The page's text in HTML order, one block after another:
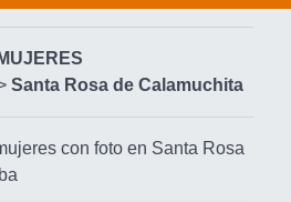
MUJERES
Santa Rosa de Calamuchita
con foto en Santa Rosa